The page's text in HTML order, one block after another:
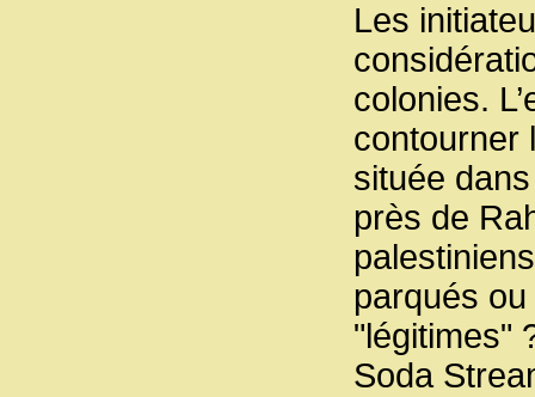
Les
colonies.
contourner
située
près de
parqués
"légitimes"
Soda